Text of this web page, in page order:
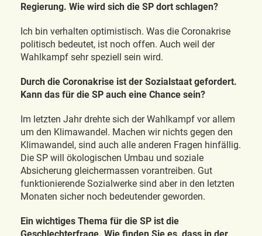
Regierung. Wie wird sich die SP dort schlagen?
Ich bin verhalten optimistisch. Was die Coronakrise
politisch bedeutet, ist noch offen. Auch weil der
Wahlkampf sehr speziell sein wird.
Durch die Coronakrise ist der Sozialstaat gefordert.
Kann das für die SP auch eine Chance sein?
Im letzten Jahr drehte sich der Wahlkampf vor allem
um den Klimawandel. Machen wir nichts gegen den
Klimawandel, sind auch alle anderen Fragen hinfällig.
Die SP will ökologischen Umbau und soziale
Absicherung gleichermassen vorantreiben. Gut
funktionierende Sozialwerke sind aber in den letzten
Monaten sicher noch bedeutender geworden.
Ein wichtiges Thema für die SP ist die
Geschlechterfrage. Wie finden Sie es, dass in der